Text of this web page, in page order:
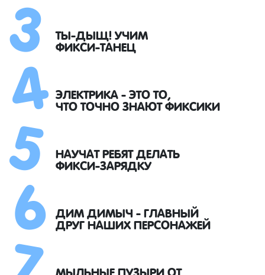
ТЫ-ДЫЩ! УЧИМ
ФИКСИ-ТАНЕЦ
ЭЛЕКТРИКА - ЭТО ТО,
ЧТО ТОЧНО ЗНАЮТ ФИКСИКИ
НАУЧАТ РЕБЯТ ДЕЛАТЬ
ФИКСИ-ЗАРЯДКУ
ДИМ ДИМЫЧ - ГЛАВНЫЙ
ДРУГ НАШИХ ПЕРСОНАЖЕЙ